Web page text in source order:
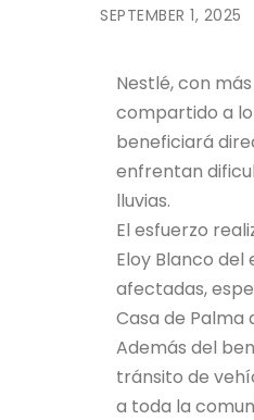
SEPTEMBER 1, 2025
Nestlé, con
compartido a lo
beneficiará
enfrentan
lluvias.
El esfuerzo
Eloy Blanco
afectadas,
Casa de Palma
Además del
tránsito de
a toda la